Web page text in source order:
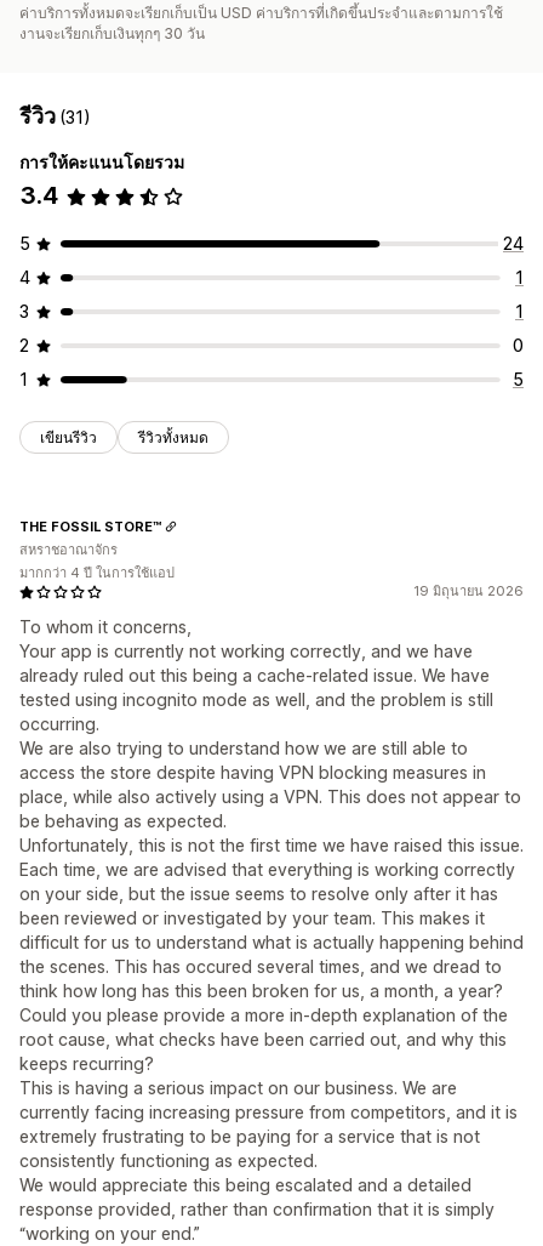
ค่าบริการทั้งหมดจะเรียกเก็บเป็น USD ค่าบริการที่เกิดขึ้นประจำและตามการใช้
งานจะเรียกเก็บเงินทุกๆ 30 วัน
รีวิว (31)
การให้คะแนนโดยรวม
3.4
5
24
4
1
3
1
2
0
1
5
เขียนรีวิว รีวิวทั้งหมด
19 มิถุนายน 2026
To whom it concerns,
Your app is currently not working correctly, and we have
already ruled out this being a cache-related issue. We have
tested using incognito mode as well, and the problem is still
occurring.
We are also trying to understand how we are still able to
access the store despite having VPN blocking measures in
place, while also actively using a VPN. This does not appear to
be behaving as expected.
Unfortunately, this is not the first time we have raised this issue.
Each time, we are advised that everything is working correctly
on your side, but the issue seems to resolve only after it has
been reviewed or investigated by your team. This makes it
difficult for us to understand what is actually happening behind
the scenes. This has occured several times, and we dread to
think how long has this been broken for us, a month, a year?
Could you please provide a more in-depth explanation of the
root cause, what checks have been carried out, and why this
keeps recurring?
This is having a serious impact on our business. We are
currently facing increasing pressure from competitors, and it is
extremely frustrating to be paying for a service that is not
consistently functioning as expected.
We would appreciate this being escalated and a detailed
response provided, rather than confirmation that it is simply
“working on your end.”
THE FOSSIL STORE™
สหราชอาณาจักร
มากกว่า 4 ปี ในการใช้แอป